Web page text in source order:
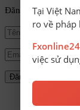
Đăng ký để nhận
©
Tại Việt
ro về
việc sử